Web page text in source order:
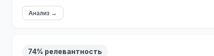
Анализ →
74% релевантность